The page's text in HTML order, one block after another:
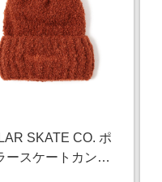
SKATE CO. ポ
ースケートカンパ